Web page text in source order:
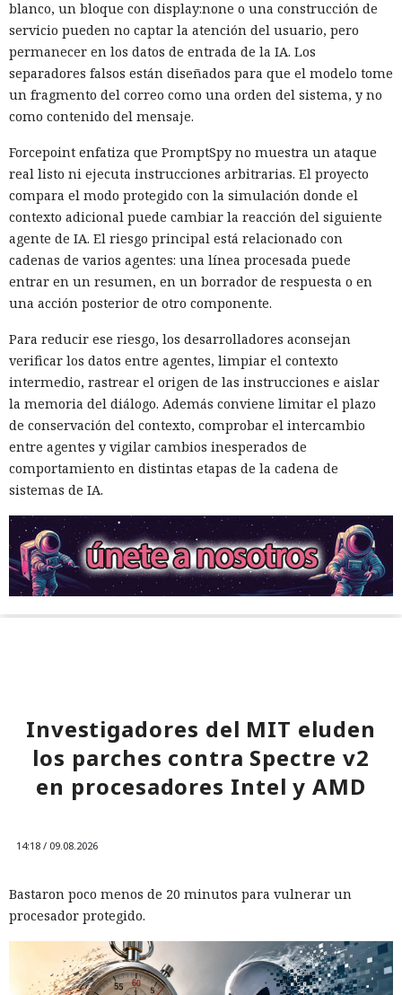
blanco, un bloque con display:none o una construcción de
servicio pueden no captar la atención del usuario, pero
permanecer en los datos de entrada de la IA. Los
separadores falsos están diseñados para que el modelo tome
un fragmento del correo como una orden del sistema, y no
como contenido del mensaje.
Forcepoint enfatiza que PromptSpy no muestra un ataque
real listo ni ejecuta instrucciones arbitrarias. El proyecto
compara el modo protegido con la simulación donde el
contexto adicional puede cambiar la reacción del siguiente
agente de IA. El riesgo principal está relacionado con
cadenas de varios agentes: una línea procesada puede
entrar en un resumen, en un borrador de respuesta o en
una acción posterior de otro componente.
Para reducir ese riesgo, los desarrolladores aconsejan
verificar los datos entre agentes, limpiar el contexto
intermedio, rastrear el origen de las instrucciones e aislar
la memoria del diálogo. Además conviene limitar el plazo
de conservación del contexto, comprobar el intercambio
entre agentes y vigilar cambios inesperados de
comportamiento en distintas etapas de la cadena de
sistemas de IA.
Investigadores del MIT eluden
los parches contra Spectre v2
en procesadores Intel y AMD
14:18 / 09.08.2026
Bastaron poco menos de 20 minutos para vulnerar un
procesador protegido.